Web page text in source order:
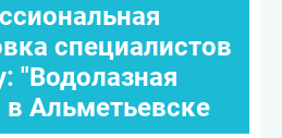
специалистов
"Водолазная
Альметьевске